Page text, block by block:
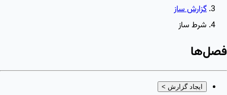
گزارش ساز
شرط ساز
فصل‌ها
ایجاد گزارش >